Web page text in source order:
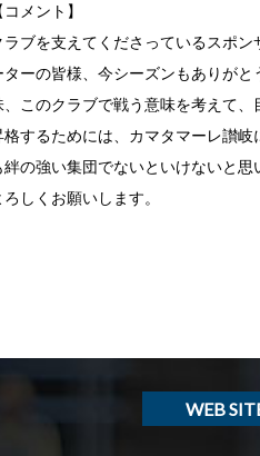
コメント】
ラブを支えてくださっているスポ
ターの皆様、今シーズンもありが
、このクラブで戦う意味を考えて、
格するためには、カマタマーレ讃
絆の強い集団でないといけないと
ろしくお願いします。
WEB